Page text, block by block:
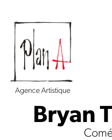
Agence Artistique
Bryan